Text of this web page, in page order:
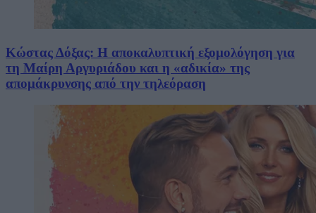
Κώστας Δόξας: Η αποκαλυπτική εξομολόγηση για
τη Μαίρη Αργυριάδου και η «αδικία» της
απομάκρυνσης από την τηλεόραση